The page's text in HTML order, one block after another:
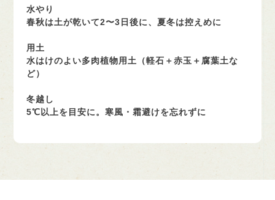
水やり
春秋は土が乾いて2〜3日後に、夏冬は控えめに
用土
水はけのよい多肉植物用土（軽石＋赤玉＋腐葉土な
ど）
冬越し
5℃以上を目安に。寒風・霜避けを忘れずに